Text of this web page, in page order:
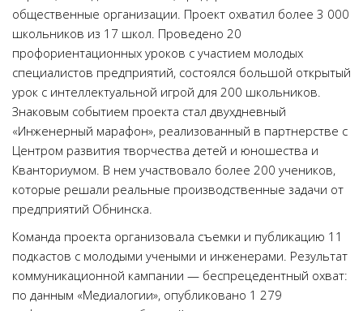
общественные организации. Проект охватил более 3 000
школьников из 17 школ. Проведено 20
профориентационных уроков с участием молодых
специалистов предприятий, состоялся большой открытый
урок с интеллектуальной игрой для 200 школьников.
Знаковым событием проекта стал двухдневный
«Инженерный марафон», реализованный в партнерстве с
Центром развития творчества детей и юношества и
Кванториумом. В нем участвовало более 200 учеников,
которые решали реальные производственные задачи от
предприятий Обнинска.
Команда проекта организовала съемки и публикацию 11
подкастов с молодыми учеными и инженерами. Результат
коммуникационной кампании — беспрецедентный охват:
по данным «Медиалогии», опубликовано 1 279